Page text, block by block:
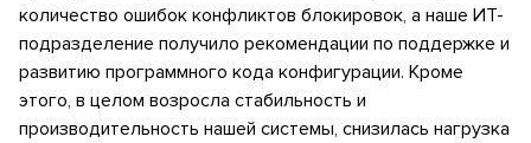
количество ошибок конфликтов блокировок, а наше ИТ-
подразделение получило рекомендации по поддержке и
развитию программного кода конфигурации. Кроме
этого, в целом возросла стабильность и
производительность нашей системы, снизилась нагрузка